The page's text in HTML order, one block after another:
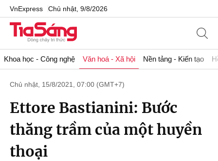
VnExpress Chủ nhật, 9/8/2026
Khoa học - Công nghệ Văn hoá - Xã hội Nền tảng - Kiến tạo
Chủ nhật, 15/8/2021, 07:00 (GMT+7)
Ettore Bastianini: Bước
thăng trầm của một huyền
thoại